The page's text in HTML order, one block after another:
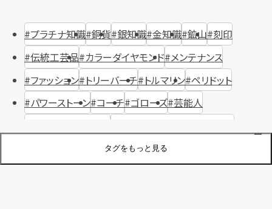
タグをもっと見る
プラチナ知識 銅貨 銀知識 金知識 鉱山 刻印
伝統工芸品 カラーダイヤモンド メンテナンス
ファッション トリーバーチ トルマリン ペリドット
パワーストーン コーチ ゴローズ 芸能人
ジュエリーブランド オーデマピゲ